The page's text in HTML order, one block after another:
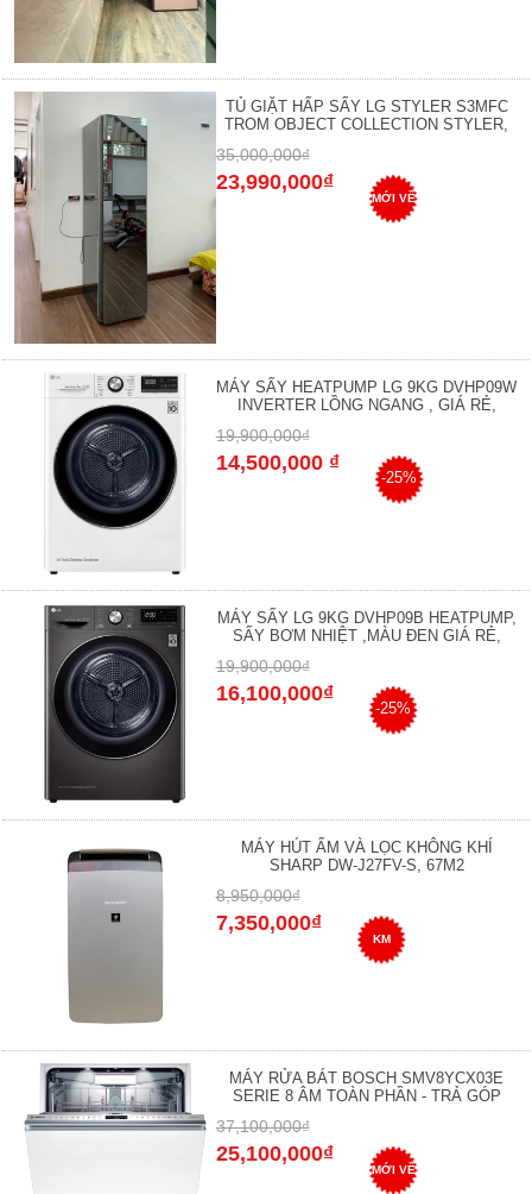
TỦ GIẶT HẤP SẤY LG STYLER S3MFC
TROM OBJECT COLLECTION STYLER,
35,000,000₫
23,990,000₫
MỚI VỀ
MÁY SẤY HEATPUMP LG 9KG DVHP09W
INVERTER LỒNG NGANG , GIÁ RẺ,
19,900,000₫
14,500,000 ₫
-25%
MÁY SẤY LG 9KG DVHP09B HEATPUMP,
SẤY BƠM NHIỆT ,MÀU ĐEN GIÁ RẺ,
19,900,000₫
16,100,000₫
-25%
MÁY HÚT ẨM VÀ LỌC KHÔNG KHÍ
SHARP DW-J27FV-S, 67M2
8,950,000₫
7,350,000₫
KM
MÁY RỬA BÁT BOSCH SMV8YCX03E
SERIE 8 ÂM TOÀN PHẦN - TRẢ GÓP
37,100,000₫
25,100,000₫
MỚI VỀ